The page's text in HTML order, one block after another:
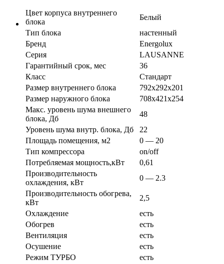
Цвет корпуса внутреннего
блока
Белый
Тип блока
настенный
Бренд
Energolux
Серия
LAUSANNE
Гарантийный срок, мес
36
Класс
Стандарт
Размер внутреннего блока
792x292x201
Размер наружного блока
708x421x254
Макс. уровень шума внешнего
блока, Дб
48
Уровень шума внутр. блока, Дб
22
Площадь помещения, м2
0 — 20
Тип компрессора
on/off
Потребляемая мощность,кВт
0,61
Производительность
охлаждения, кВт
0 — 2.3
Производительность обогрева,
кВт
2,5
Охлаждение
есть
Обогрев
есть
Вентиляция
есть
Осушение
есть
Режим ТУРБО
есть